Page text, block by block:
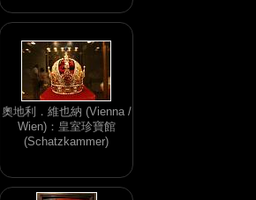
奧地利．維也納 (Vienna /
Wien)：皇室珍寶館
(Schatzkammer)